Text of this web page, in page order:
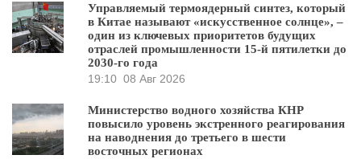
Управляемый термоядерный синтез, который
в Китае называют «искусственное солнце», –
один из ключевых приоритетов будущих
отраслей промышленности 15-й пятилетки до
2030-го года
19:10 08 Авг 2026
Министерство водного хозяйства КНР
повысило уровень экстренного реагирования
на наводнения до третьего в шести
восточных регионах